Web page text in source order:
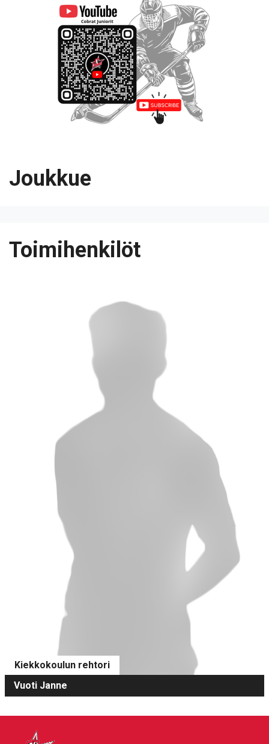
Joukkue
Toimihenkilöt
Kiekkokoulun rehtori
Vuoti Janne